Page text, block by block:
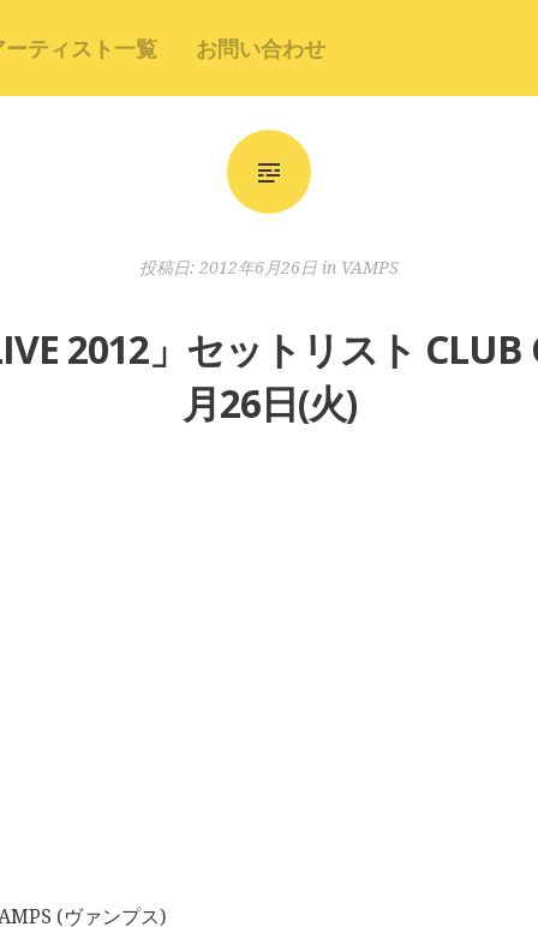
ーティスト一覧 お問い合わせ
投稿日: 2012年6月26日 in VAMPS
2012」セットリスト CLUB
月26日(火)
(ヴァンプス)